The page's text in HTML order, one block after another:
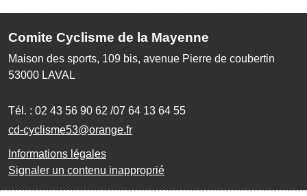
Comite Cyclisme de la Mayenne
Maison des sports, 109 bis, avenue Pierre de coubertin
53000 LAVAL
Tél. : 02 43 56 90 62 /07 64 13 64 55
cd-cyclisme53@orange.fr
Informations légales
Signaler un contenu inapproprié